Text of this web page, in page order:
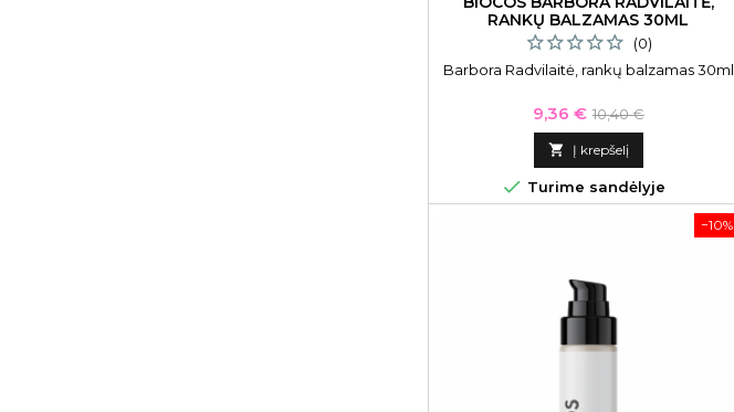
RANKŲ BALZAMAS 30ML
(0)
Barbora Radvilaitė, rankų balzamas 30ml
Kaina
9,36 € Bazinė
kaina
10,40 €
 Į krepšelį
 Turime sandėlyje
−10%